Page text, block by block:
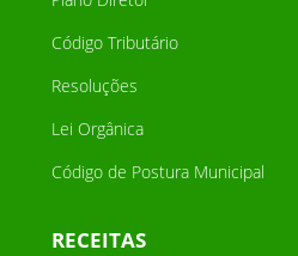
Código Tributário
Resoluções
Lei Orgânica
Código de Postura Municipal
RECEITAS